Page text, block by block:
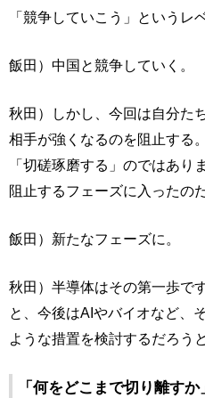
「競争していこう」というレ
飯田）中国と競争していく。
秋田）しかし、今回は自分た
相手が強くなるのを阻止する
「切磋琢磨する」のではあり
阻止するフェーズに入ったの
飯田）新たなフェーズに。
秋田）半導体はその第一歩で
と、今後はAIやバイオなど、
ような措置を検討するだろう
「何をどこまで切り離す